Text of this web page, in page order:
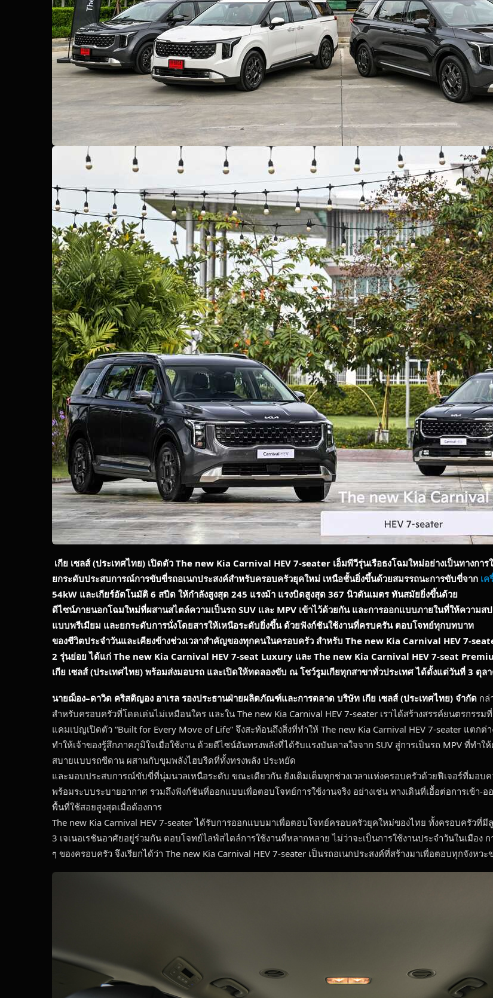
เกีย เซลส์ (ประเทศไทย) เปิดตัว The new Kia Carnival HEV 7-seater เอ็มพีวีรุ่นเรือธงโฉมใหม่อย่างเป็นทางกา
ยกระดับประสบการณ์การขับขี่รถอเนกประสงค์สำหรับครอบครัวยุคใหม่ เหนือชั้นยิ่งขึ้นด้วยสมรรถนะการขับขี่จาก เ
54kW และเกียร์อัตโนมัติ 6 สปีด ให้กำลังสูงสุด 245 แรงม้า แรงบิดสูงสุด 367 นิวตันเมตร ทันสมัยยิ่งขึ้นด้วย
ดีไซน์ภายนอกโฉมใหม่ที่ผสานสไตล์ความเป็นรถ SUV และ MPV เข้าไว้ด้วยกัน และการออกแบบภายในที่ให้ความส
แบบพรีเมียม และยกระดับการนั่งโดยสารให้เหนือระดับยิ่งขึ้น ด้วยฟังก์ชันใช้งานที่ครบครัน ตอบโจทย์ทุกบทบาท
ของชีวิตประจำวันและเคียงข้างช่วงเวลาสำคัญของทุกคนในครอบครัว สำหรับ The new Kia Carnival HEV 7-
2 รุ่นย่อย ได้แก่ The new Kia Carnival HEV 7-seat Luxury และ The new Kia Carnival HEV 7-seat
เกีย เซลส์ (ประเทศไทย) พร้อมส่งมอบรถ และเปิดให้ทดลองขับ ณ โชว์รูมเกียทุกสาขาทั่วประเทศ ได้ตั้งแต่วันที่ 3 ตุล
นายฌ็อง–ดาวิด คริสติญอง อาเรล รองประธานฝ่ายผลิตภัณฑ์และการตลาด บริษัท เกีย เซลส์ (ประเทศไทย) จํากัด กล่
สำหรับครอบครัวที่โดดเด่นไม่เหมือนใคร และใน The new Kia Carnival HEV 7-seater เราได้สร้างสรรค์ยนตรกรร
แคมเปญเปิดตัว “Built for Every Move of Life” จึงสะท้อนถึงสิ่งที่ทำให้ The new Kia Carnival HEV 7-seater แตก
ทำให้เจ้าของรู้สึกภาคภูมิใจเมื่อใช้งาน ด้วยดีไซน์อันทรงพลังที่ได้รับแรงบันดาลใจจาก SUV สู่การเป็นรถ MPV ที่
สบายแบบรถซีดาน ผสานกับขุมพลังไฮบริดที่ทั้งทรงพลัง ประหยัด
และมอบประสบการณ์ขับขี่ที่นุ่มนวลเหนือระดับ ขณะเดียวกัน ยังเติมเต็มทุกช่วงเวลาแห่งครอบครัวด้วยฟีเจอร์ที่มอบ
พร้อมระบบระบายอากาศ รวมถึงฟังก์ชันที่ออกแบบเพื่อตอบโจทย์การใช้งานจริง อย่างเช่น ทางเดินที่เอื้อต่อการเข้า-
พื้นที่ใช้สอยสูงสุดเมื่อต้องการ
The new Kia Carnival HEV 7-seater ได้รับการออกแบบมาเพื่อตอบโจทย์ครอบครัวยุคใหม่ของไทย ทั้งครอบครั
3 เจเนอเรชันอาศัยอยู่ร่วมกัน ตอบโจทย์ไลฟ์สไตล์การใช้งานที่หลากหลาย ไม่ว่าจะเป็นการใช้งานประจำวันในเมือง
ๆ ของครอบครัว จึงเรียกได้ว่า The new Kia Carnival HEV 7-seater เป็นรถอเนกประสงค์ที่สร้างมาเพื่อตอบทุกจังหว